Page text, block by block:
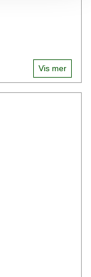
Vis mer